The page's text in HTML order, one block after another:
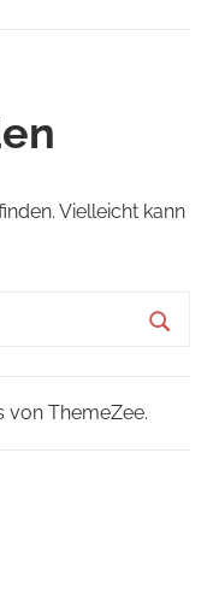
Vielleicht kann
von ThemeZee.